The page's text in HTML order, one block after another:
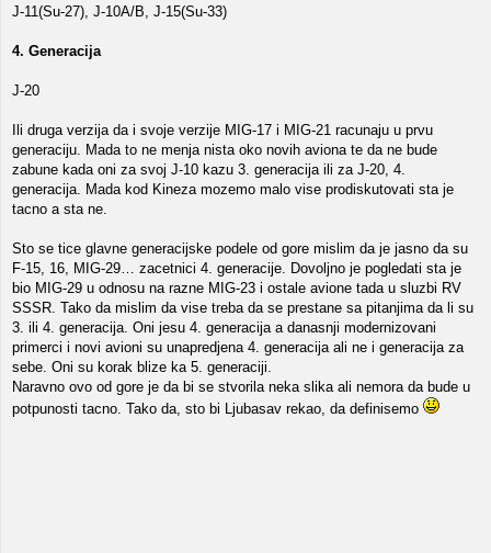
J-11(Su-27), J-10A/B, J-15(Su-33)
4. Generacija
J-20
Ili druga verzija da i svoje verzije MIG-17 i MIG-21 racunaju u prvu
generaciju. Mada to ne menja nista oko novih aviona te da ne bude
zabune kada oni za svoj J-10 kazu 3. generacija ili za J-20, 4.
generacija. Mada kod Kineza mozemo malo vise prodiskutovati sta je
tacno a sta ne.
Sto se tice glavne generacijske podele od gore mislim da je jasno da su
F-15, 16, MIG-29… zacetnici 4. generacije. Dovoljno je pogledati sta je
bio MIG-29 u odnosu na razne MIG-23 i ostale avione tada u sluzbi RV
SSSR. Tako da mislim da vise treba da se prestane sa pitanjima da li su
3. ili 4. generacija. Oni jesu 4. generacija a danasnji modernizovani
primerci i novi avioni su unapredjena 4. generacija ali ne i generacija za
sebe. Oni su korak blize ka 5. generaciji.
Naravno ovo od gore je da bi se stvorila neka slika ali nemora da bude u
potpunosti tacno. Tako da, sto bi Ljubasav rekao, da definisemo